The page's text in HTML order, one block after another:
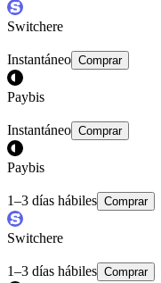
Switchere
Instantáneo Comprar
Paybis
Instantáneo Comprar
Paybis
1–3 días hábiles Comprar
Switchere
1–3 días hábiles Comprar